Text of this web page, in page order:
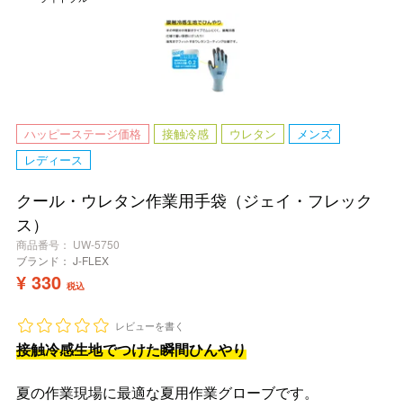
ハッピーステージ価格 接触冷感 ウレタン
メンズ
レディース
クール・ウレタン作業用手袋（ジェイ・フレック
ス）
商品番号
UW-5750
ブランド： J-FLEX
¥ 330 税込
レビューを書く
接触冷感生地でつけた瞬間ひんやり
夏の作業現場に最適な夏用作業グローブです。